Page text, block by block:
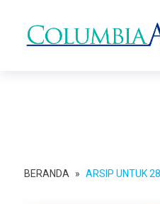
BERANDA » ARSIP UNTUK